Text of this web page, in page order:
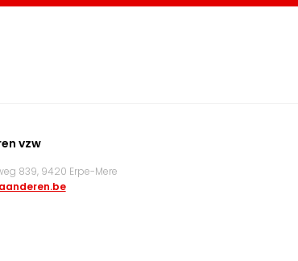
vzw
839, 9420 Erpe-Mere